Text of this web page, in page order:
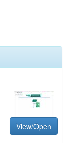
View/Open